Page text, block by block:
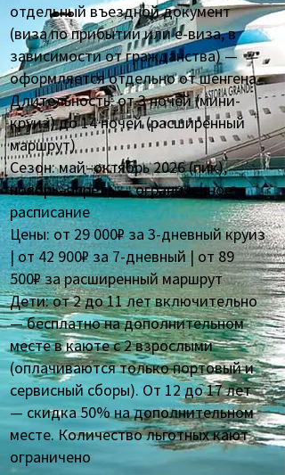
отдельный въездной документ
(виза по прибытии или e-виза, в
зависимости от гражданства) —
оформляется отдельно от шенгена
Длительность: от 3 ночей (мини-
круиз) до 14 ночей (расширенный
маршрут)
Сезон: май–октябрь 2026 (пик),
ноябрь–апрель — ограниченное
расписание
Цены: от 29 000₽ за 3-дневный круиз
| от 42 900₽ за 7-дневный | от 89
500₽ за расширенный маршрут
Дети: от 2 до 11 лет включительно
— бесплатно на дополнительном
месте в каюте с 2 взрослыми
(оплачиваются только портовый и
сервисный сборы). От 12 до 17 лет
— скидка 50% на дополнительном
месте. Количество льготных кают
ограничено